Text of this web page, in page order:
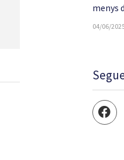
menys
04/06/